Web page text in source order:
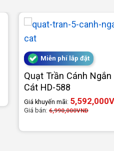
Miễn phí lắp đặt
Quạt Trần Cánh
Cát HD-588
Giá khuyến mãi: 5,592,000
Giá bán:6,990,000VND